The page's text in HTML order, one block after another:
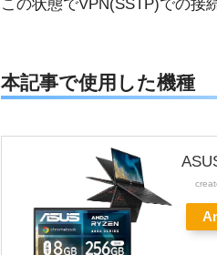
この状態でVPN(SSTP)での接
本記事で使用した機種